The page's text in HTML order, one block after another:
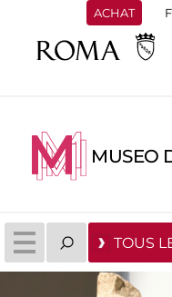
ACHAT
MUSEO
TOUS